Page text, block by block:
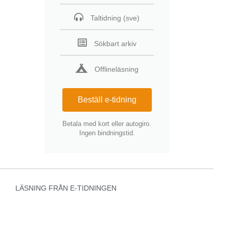
Taltidning (sve)
Sökbart arkiv
Offlineläsning
Beställ e-tidning
Betala med kort eller autogiro.
Ingen bindningstid.
LÄSNING FRÅN E-TIDNINGEN